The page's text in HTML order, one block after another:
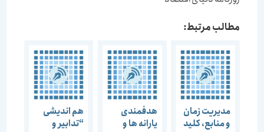
مطالب مرتبط:
مدیریت زمان
و منابع، کلید
هدفمندی
یارانه ها و
هم اندیشی
“تدابیر و